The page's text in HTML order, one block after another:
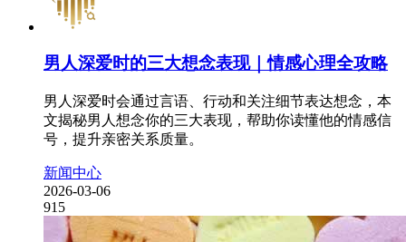
男人深爱时的三大想念表现｜情感心理全攻略
男人深爱时会通过言语、行动和关注细节表达想念，本
文揭秘男人想念你的三大表现，帮助你读懂他的情感信
号，提升亲密关系质量。
新闻中心
2026-03-06
915